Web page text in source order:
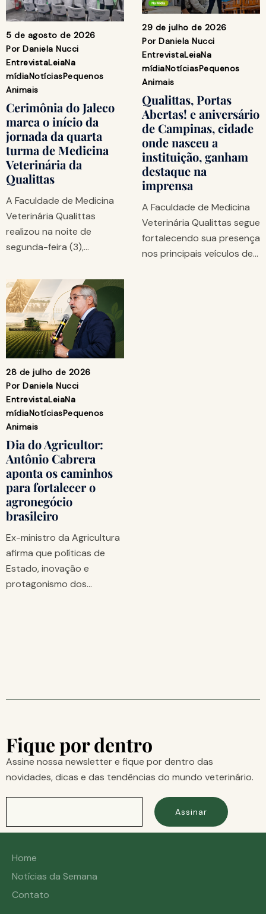
5 de agosto de 2026
Por Daniela Nucci
EntrevistaLeiaNa
mídiaNotíciasPequenos
Animais
Cerimônia do Jaleco
marca o início da
jornada da quarta
turma de Medicina
Veterinária da
Qualittas
A Faculdade de Medicina
Veterinária Qualittas
realizou na noite de
segunda-feira (3),…
29 de julho de 2026
Por Daniela Nucci
EntrevistaLeiaNa
mídiaNotíciasPequenos
Animais
Qualittas, Portas
Abertas! e aniversário
de Campinas, cidade
onde nasceu a
instituição, ganham
destaque na
imprensa
A Faculdade de Medicina
Veterinária Qualittas segue
fortalecendo sua presença
nos principais veículos de…
28 de julho de 2026
Por Daniela Nucci
EntrevistaLeiaNa
mídiaNotíciasPequenos
Animais
Dia do Agricultor:
Antônio Cabrera
aponta os caminhos
para fortalecer o
agronegócio
brasileiro
Ex-ministro da Agricultura
afirma que políticas de
Estado, inovação e
protagonismo dos…
Fique por dentro
Assine nossa newsletter e fique por dentro das
novidades, dicas e das tendências do mundo veterinário.
Assinar
Home
Notícias da Semana
Contato